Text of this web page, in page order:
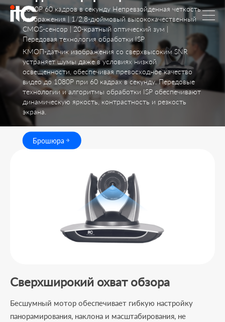
1080P 60 кадров в секунду Непревзойденная четкость
изображения | 1/2,8-дюймовый высококачественный
CMOS-сенсор | 20-кратный оптический зум |
Передовая технология обработки ISP
КМОП-датчик изображения со сверхвысоким SNR
устраняет шумы даже в условиях низкой
освещенности, обеспечивая превосходное качество
видео до 1080P при 60 кадрах в секунду. Передовые
технологии и алгоритмы обработки ISP обеспечивают
динамическую яркость, контрастность и резкость
экрана.
Брошюра
Сверхширокий охват обзора
Бесшумный мотор обеспечивает гибкую настройку
панорамирования, наклона и масштабирования, не